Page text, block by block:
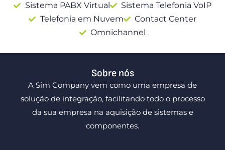
Sistema PABX Virtual
Sistema Telefonia VoIP
Telefonia em Nuvem
Contact Center
Omnichannel
Sobre nós
A Sim Company vem como uma empresa de
solução de integração, facilitando todo o processo
da sua empresa na aquisição de sistemas e
componentes.